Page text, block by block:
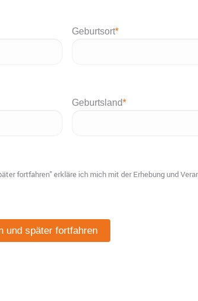
Geburtsort*
Geburtsland*
fortfahren" erkläre ich mich mit der Erhebung und
und später fortfahren